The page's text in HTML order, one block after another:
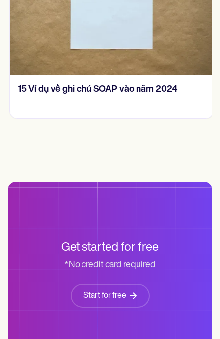
15 Ví dụ về ghi chú SOAP vào năm 2024
Get started for free
*No credit card required
Start for free